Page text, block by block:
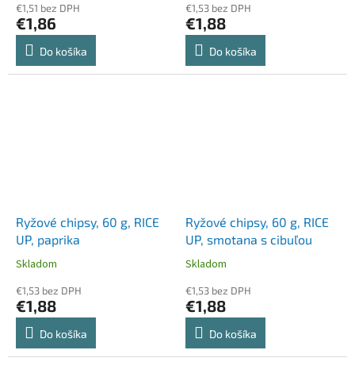
€1,51 bez DPH
€1,86
Do košíka
€1,53 bez DPH
€1,88
Do košíka
Ryžové chipsy, 60 g, RICE
UP, paprika
Skladom
€1,53 bez DPH
€1,88
Do košíka
Ryžové chipsy, 60 g, RICE
UP, smotana s cibuľou
Skladom
€1,53 bez DPH
€1,88
Do košíka